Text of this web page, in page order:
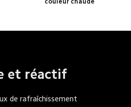
couleur chaude
et réactif
de rafraîchissement